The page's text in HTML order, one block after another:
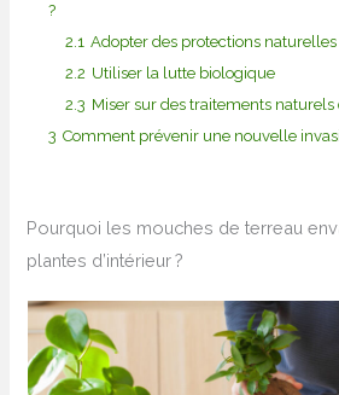
?
2.1 Adopter des protections naturelles
2.2 Utiliser la lutte biologique
2.3 Miser sur des traitements naturels
3 Comment prévenir une nouvelle
Pourquoi les mouches de terreau
plantes d’intérieur ?